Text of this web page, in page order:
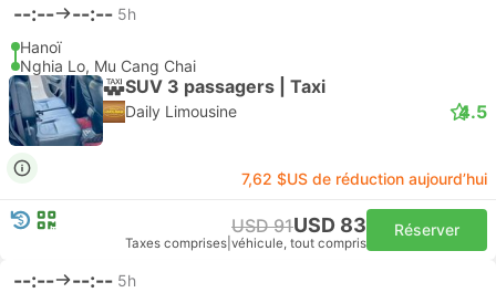
--:-- --:-- 5h
Hanoï
Nghia Lo, Mu Cang Chai
SUV 3 passagers | Taxi
Daily Limousine 4.5
7,62 $US de réduction aujourd’hui
USD 91USD 83
Taxes comprises véhicule, tout compris
Réserver
--:-- --:-- 5h